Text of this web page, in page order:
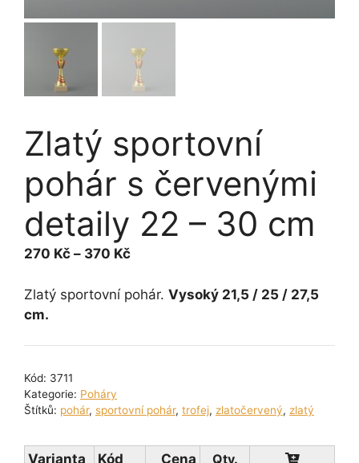
Zlatý sportovní
pohár s červenými
detaily 22 – 30 cm
270 Kč – 370 KčRozpětí
270 Kč
Zlatý sportovní pohár. Vysoký 21,5 / 25 / 27,5
cm.
Kód: 3711
Kategorie: Poháry
Štítků: pohár, sportovní pohár, trofej, zlatočervený, zlatý
Varianta Kód Cena